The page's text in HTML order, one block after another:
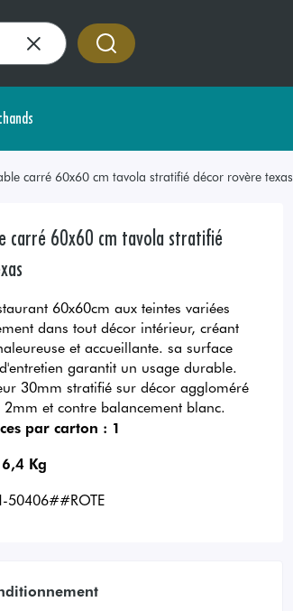
carré 60x60 cm tavola stratifié décor rovère texas
carré 60x60 cm tavola stratifié
60x60cm aux teintes variées
dans tout décor intérieur, créant
et accueillante. sa surface
garantit un usage durable.
30mm stratifié sur décor aggloméré
et contre balancement blanc.
par carton : 1
6,4 Kg
50406##ROTE